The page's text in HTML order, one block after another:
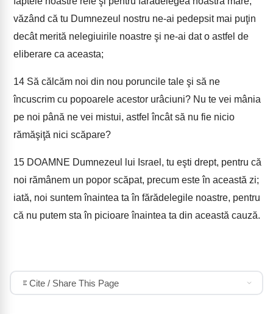
văzând că tu Dumnezeul nostru ne-ai pedepsit mai puţin
decât merită nelegiuirile noastre şi ne-ai dat o astfel de
eliberare ca aceasta;
14 Să călcăm noi din nou poruncile tale şi să ne
încuscrim cu popoarele acestor urâciuni? Nu te vei mânia
pe noi până ne vei mistui, astfel încât să nu fie nicio
rămăşiţă nici scăpare?
15 DOAMNE Dumnezeul lui Israel, tu eşti drept, pentru că
noi rămânem un popor scăpat, precum este în această zi;
iată, noi suntem înaintea ta în fărădelegile noastre, pentru
că nu putem sta în picioare înaintea ta din această cauză.
Cite / Share This Page